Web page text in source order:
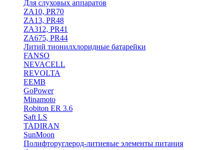
Для слуховых аппаратов
ZA10, PR70
ZA13, PR48
ZA312, PR41
ZA675, PR44
Литий тионилхлоридные батарейки
FANSO
NEVACELL
REVOLTA
EEMB
GoPower
Minamoto
Robiton ER 3.6
Saft LS
TADIRAN
SunMoon
Полифторуглерод-литиевые элементы питания